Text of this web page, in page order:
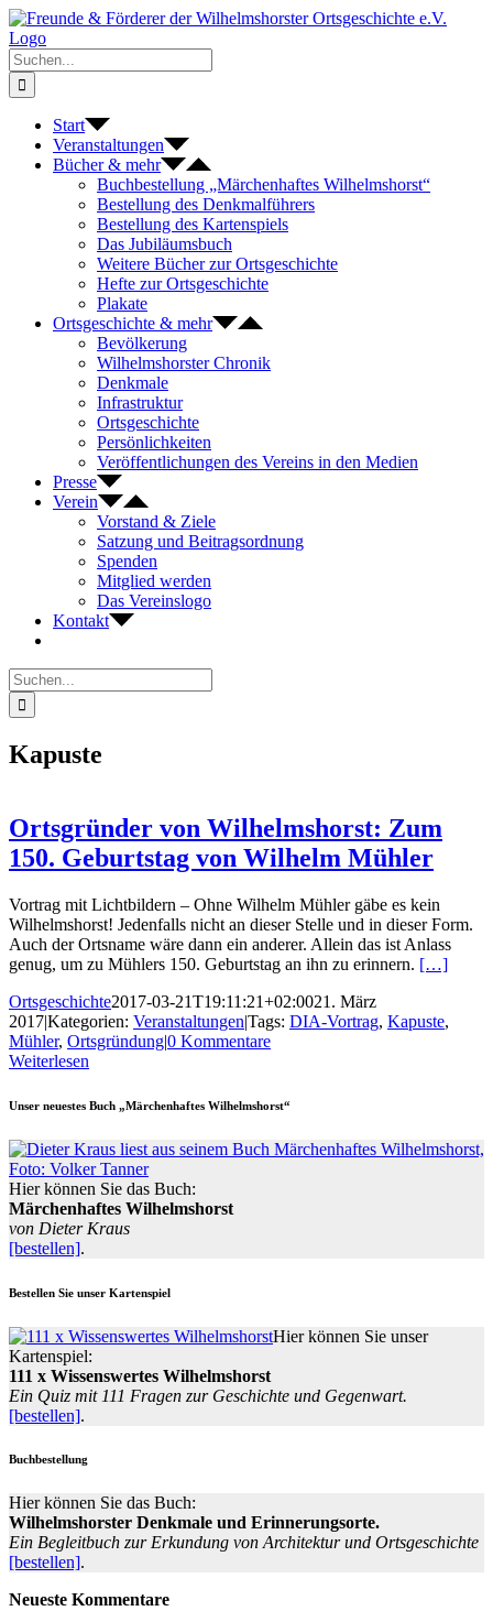
Zum
Inhalt
springen
Suche
nach:
Start
Veranstaltungen
Bücher & mehr
Buchbestellung „Märchenhaftes Wilhelmshorst“
Bestellung des Denkmalführers
Bestellung des Kartenspiels
Das Jubiläumsbuch
Weitere Bücher zur Ortsgeschichte
Hefte zur Ortsgeschichte
Plakate
Ortsgeschichte & mehr
Bevölkerung
Wilhelmshorster Chronik
Denkmale
Infrastruktur
Ortsgeschichte
Persönlichkeiten
Veröffentlichungen des Vereins in den Medien
Presse
Verein
Vorstand & Ziele
Satzung und Beitragsordnung
Spenden
Mitglied werden
Das Vereinslogo
Kontakt
Suche
nach:
Kapuste
Ortsgründer von Wilhelmshorst: Zum
150. Geburtstag von Wilhelm Mühler
Vortrag mit Lichtbildern – Ohne Wilhelm Mühler gäbe es kein
Wilhelmshorst! Jedenfalls nicht an dieser Stelle und in dieser Form.
Auch der Ortsname wäre dann ein anderer. Allein das ist Anlass
genug, um zu Mühlers 150. Geburtstag an ihn zu erinnern. […]
Ortsgeschichte2017-03-21T19:11:21+02:0021. März
2017|Kategorien: Veranstaltungen|Tags: DIA-Vortrag, Kapuste,
Mühler, Ortsgründung|0 Kommentare
Weiterlesen
Unser neuestes Buch „Märchenhaftes Wilhelmshorst“
Hier können Sie das Buch:
Märchenhaftes Wilhelmshorst
von Dieter Kraus
[bestellen].
Bestellen Sie unser Kartenspiel
Hier können Sie unser
Kartenspiel:
111 x Wissenswertes Wilhelmshorst
Ein Quiz mit 111 Fragen zur Geschichte und Gegenwart.
[bestellen].
Buchbestellung
Hier können Sie das Buch:
Wilhelmshorster Denkmale und Erinnerungsorte.
Ein Begleitbuch zur Erkundung von Architektur und Ortsgeschichte
[bestellen].
Neueste Kommentare